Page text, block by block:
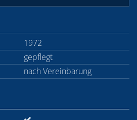
1972
gepflegt
nach Vereinbarung